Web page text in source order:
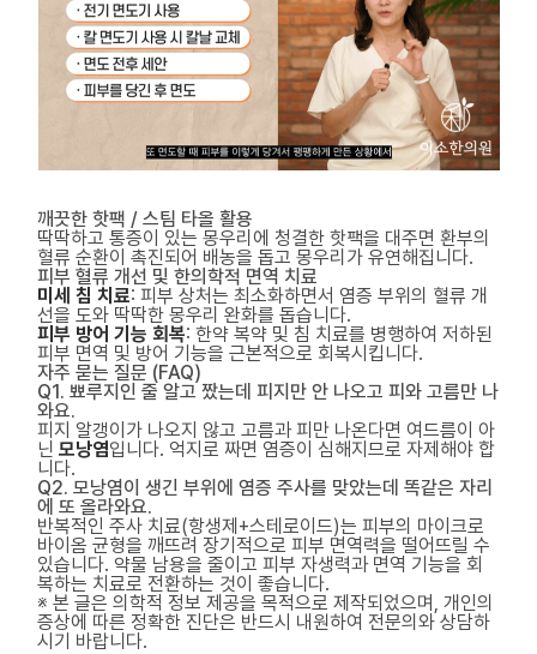
깨끗한 핫팩 / 스팀 타올 활용
딱딱하고 통증이 있는 몽우리에 청결한 핫팩을 대주면 환부의
혈류 순환이 촉진되어 배농을 돕고 몽우리가 유연해집니다.
피부 혈류 개선 및 한의학적 면역 치료
미세 침 치료: 피부 상처는 최소화하면서 염증 부위의 혈류 개
선을 도와 딱딱한 몽우리 완화를 돕습니다.
피부 방어 기능 회복: 한약 복약 및 침 치료를 병행하여 저하된
피부 면역 및 방어 기능을 근본적으로 회복시킵니다.
자주 묻는 질문 (FAQ)
Q1. 뾰루지인 줄 알고 짰는데 피지만 안 나오고 피와 고름만 나
와요.
피지 알갱이가 나오지 않고 고름과 피만 나온다면 여드름이 아
닌모낭염입니다. 억지로 짜면 염증이 심해지므로 자제해야 합
니다.
Q2. 모낭염이 생긴 부위에 염증 주사를 맞았는데 똑같은 자리
에 또 올라와요.
반복적인 주사 치료(항생제+스테로이드)는 피부의 마이크로
바이옴 균형을 깨뜨려 장기적으로 피부 면역력을 떨어뜨릴 수
있습니다. 약물 남용을 줄이고 피부 자생력과 면역 기능을 회
복하는 치료로 전환하는 것이 좋습니다.
※ 본 글은 의학적 정보 제공을 목적으로 제작되었으며, 개인의
증상에 따른 정확한 진단은 반드시 내원하여 전문의와 상담하
시기 바랍니다.